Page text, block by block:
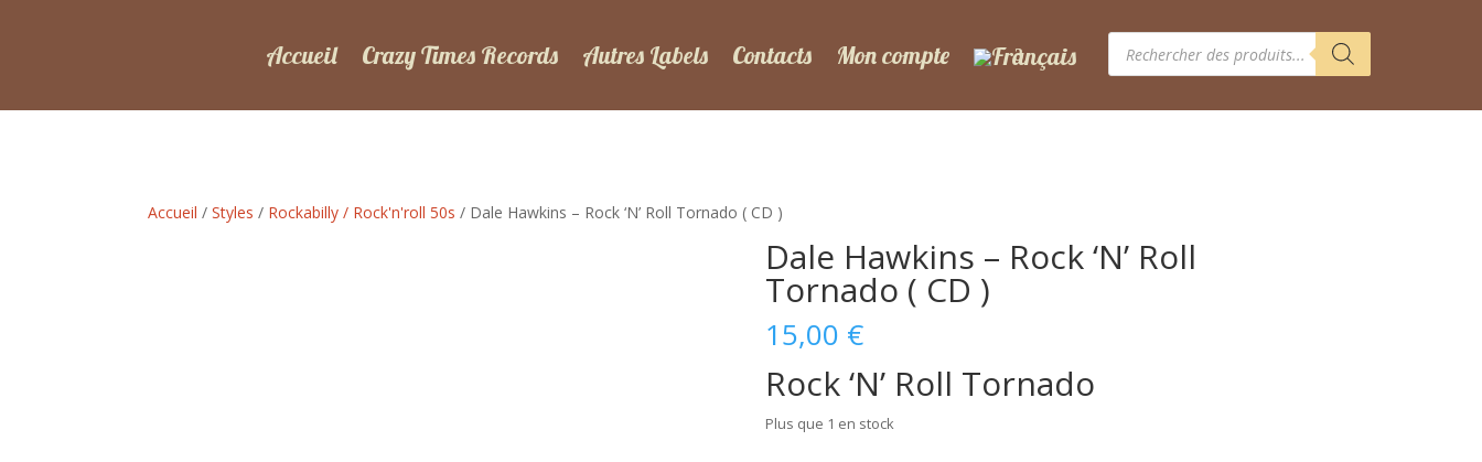
Accueil Crazy Times Records Autres Labels Contacts Mon compte
Recherche
produits
Accueil /Styles / Rockabilly / Rock'n'roll 50s / Dale Hawkins – Rock ‘N’ Roll Tornado ( CD )
Dale Hawkins – Rock ‘N’ Roll
Tornado ( CD )
15,00 €
Rock ‘N’ Roll Tornado
Plus que 1 en stock